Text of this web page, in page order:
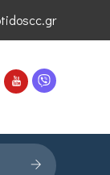
Παρουσίαση